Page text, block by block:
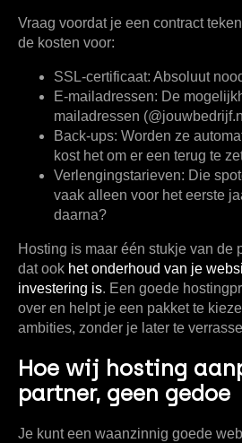
Vraag voordat je een contract
de kosten voor:
SSL-certificaat: Absoluut
E-mailadressen: De
mailadressen
Back-ups: Worden ze
kost het om er een terug te
Verlengingstarieven: Die
vaak alleen voor het eerste
daarna?
Hosting is maar één stukje van de
dat ook het onderhoud van je
investering is. Een goede
over en helpt je een pakket te
ambities, zonder je later te
Hoe wij hosting
partner, geen gedoe
Je kunt een waanzinnig goede